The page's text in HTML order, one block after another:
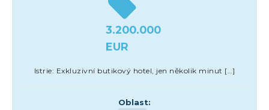
3.200.000
EUR
Istrie: Exkluzivní butikový hotel, jen několik minut […]
Oblast: